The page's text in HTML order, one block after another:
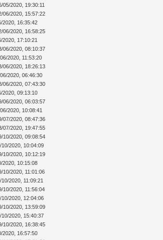
05/2020, 19:30:11
06/2020, 15:57:22
2020, 16:35:42
06/2020, 16:58:25
2020, 17:10:21
06/2020, 08:10:37
2020, 11:53:20
06/2020, 18:26:13
2020, 06:46:30
06/2020, 07:43:30
2020, 09:13:10
06/2020, 06:03:57
2020, 10:08:41
07/2020, 08:47:36
07/2020, 19:47:55
10/2020, 09:08:54
10/2020, 10:04:09
10/2020, 10:12:19
2020, 10:15:08
10/2020, 11:01:06
10/2020, 11:09:21
10/2020, 11:56:04
10/2020, 12:04:06
10/2020, 13:59:09
10/2020, 15:40:37
10/2020, 16:38:45
2020, 16:57:50